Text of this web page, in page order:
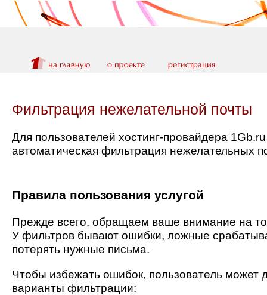
Фильтрация нежелательной почты
Для пользователей хостинг-провайдера
автоматическая фильтрация нежелательных
Правила пользования услугой
Прежде всего, обращаем ваше внимание на
У фильтров бывают ошибки, ложные
потерять нужные письма.
Чтобы избежать ошибок, пользователь может
варианты фильтрации: